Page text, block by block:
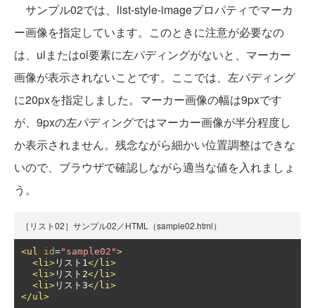
サンプル02では、list-style-imageプロパティでマーカ
ー画像を指定しています。このときに注意が必要なの
は、ulまたはol要素に左パディングがないと、マーカー
画像が表示されないことです。ここでは、左パディング
に20pxを指定しました。マーカー画像の幅は9pxです
が、9pxの左パディングではマーカー画像が半分程度し
か表示されません。残念ながら細かい位置調整はできな
いので、ブラウザで確認しながら適当な値を入れましょ
う。
［リスト02］サンプル02／HTML（sample02.html）
<ul id="sample02">
<li> リスト1 </li>
<li> リスト2</li>
<li> リスト3</li>
</ul>